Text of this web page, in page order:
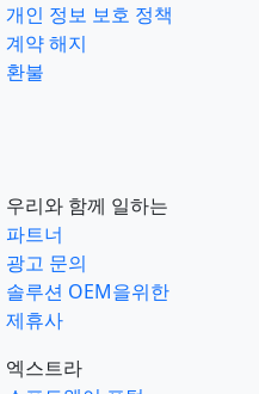
개인 정보 보호 정책
계약 해지
환불
우리와 함께 일하는
파트너
광고 문의
솔루션 OEM을위한
제휴사
엑스트라